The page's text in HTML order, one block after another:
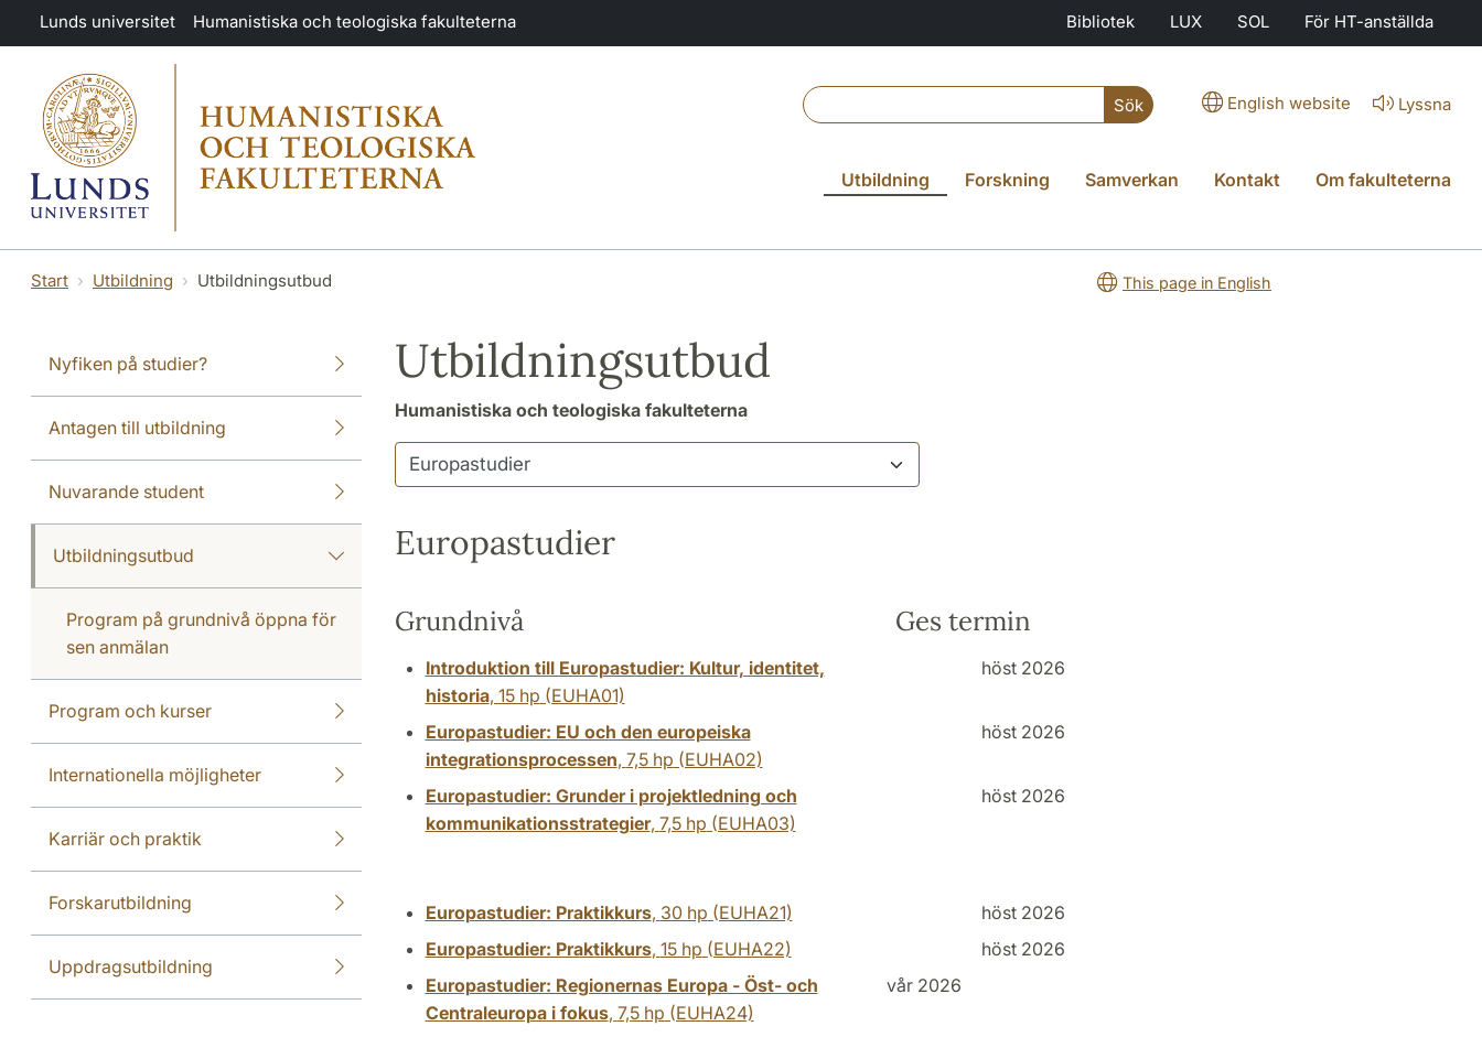
Hoppa till huvudinnehåll
Lunds universitet Humanistiska och teologiska fakulteterna Bibliotek LUX SOL För HT-anställda
Sök English website Lyssna
Utbildning Forskning Samverkan Kontakt Om fakulteterna
Start Utbildning Utbildningsutbud This page in English
Nyfiken på studier?
Antagen till utbildning
Nuvarande student
Utbildningsutbud
Program på grundnivå öppna för
sen anmälan
Program och kurser
Internationella möjligheter
Karriär och praktik
Forskarutbildning
Uppdragsutbildning
Utbildningsutbud
Humanistiska och teologiska fakulteterna
Europastudier
Grundnivå Ges termin
Introduktion till Europastudier: Kultur, identitet,
historia, 15 hp (EUHA01)
höst 2026
Europastudier: EU och den europeiska
integrationsprocessen, 7,5 hp (EUHA02)
höst 2026
Europastudier: Grunder i projektledning och
kommunikationsstrategier, 7,5 hp (EUHA03)
höst 2026
Europastudier: Praktikkurs, 30 hp (EUHA21)
höst 2026
Europastudier: Praktikkurs, 15 hp (EUHA22)
höst 2026
Europastudier: Regionernas Europa - Öst- och
Centraleuropa i fokus, 7,5 hp (EUHA24)
vår 2026